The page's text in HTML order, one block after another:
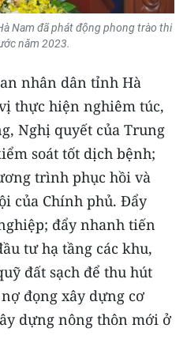
Nam đã phát động phong trào thi
năm 2023.
nhân dân tỉnh Hà
thực hiện nghiêm túc,
Nghị quyết của Trung
soát tốt dịch bệnh;
trình phục hồi và
của Chính phủ. Đẩy
đẩy nhanh tiến
tư hạ tầng các khu,
đất sạch để thu hút
đọng xây dựng cơ
dựng nông thôn mới ở